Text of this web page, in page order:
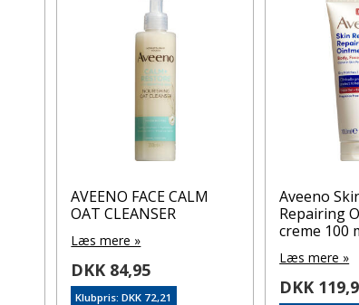
AVEENO FACE CALM
OAT CLEANSER
Læs mere »
DKK 84,95
Klubpris: DKK 72,21
Aveeno
Repairing
creme 100
Læs mere »
DKK